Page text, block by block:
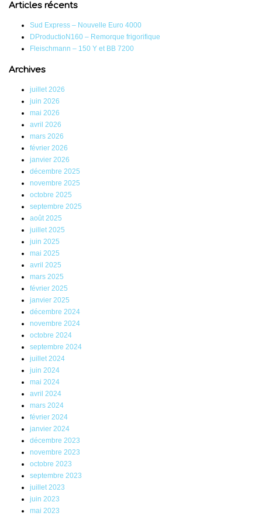
Articles récents
Sud Express – Nouvelle Euro 4000
DProductioN160 – Remorque frigorifique
Fleischmann – 150 Y et BB 7200
Archives
juillet 2026
juin 2026
mai 2026
avril 2026
mars 2026
février 2026
janvier 2026
décembre 2025
novembre 2025
octobre 2025
septembre 2025
août 2025
juillet 2025
juin 2025
mai 2025
avril 2025
mars 2025
février 2025
janvier 2025
décembre 2024
novembre 2024
octobre 2024
septembre 2024
juillet 2024
juin 2024
mai 2024
avril 2024
mars 2024
février 2024
janvier 2024
décembre 2023
novembre 2023
octobre 2023
septembre 2023
juillet 2023
juin 2023
mai 2023